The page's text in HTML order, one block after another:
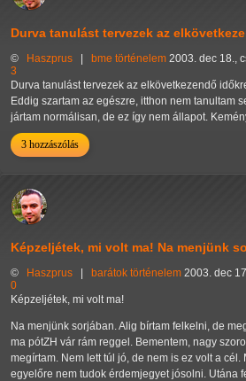
Durva tanulást tervezek az
© Haszprus | bme történelem 2003. dec 18.,
3
Durva tanulást tervezek az elkövetkezendő
Eddig szartam az egészre, itthon nem tanultam
jártam normálisan, de ez így nem állapot.
3 hozzászólás
Képzeljétek, mi volt ma! Na menjünk
© Haszprus barátok történelem 2003. dec
0
Képzeljétek, mi volt ma!
Na menjünk sorjában. Alig bírtam felkelni, de
ma pótZH vár rám reggel. Bementem, nagy
megírtam. Nem lett túl jó, de nem is ez volt a
egyelőre nem tudok érdemjegyet jósolni. Utána